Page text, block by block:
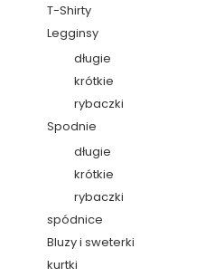
T-Shirty
Legginsy
długie
krótkie
rybaczki
Spodnie
długie
krótkie
rybaczki
spódnice
Bluzy i sweterki
kurtki